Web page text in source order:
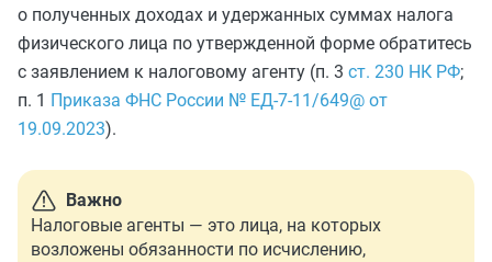
о полученных доходах и удержанных суммах налога
физического лица по утвержденной форме обратитесь
с заявлением к налоговому агенту (п. 3 ст. 230 НК РФ;
п. 1 Приказа ФНС России № ЕД-7-11/649@ от
19.09.2023).
Важно
Налоговые агенты — это лица, на которых
возложены обязанности по исчислению,